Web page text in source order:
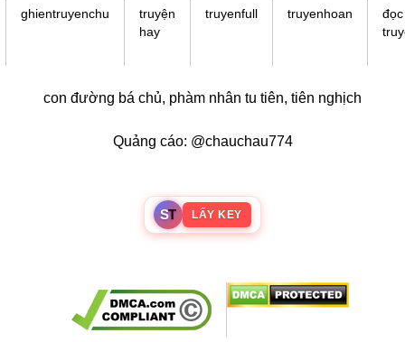
#Trâu Già Gặm Cỏ Non
#Ma Cà Rồng
ghientruyenchu
truyện
hay
truyenfull truyenhoan
đọc
con đường bá chủ, phàm nhân tu tiên, tiên nghịch
Quảng cáo: @chauchau774
ST LẤY KEY